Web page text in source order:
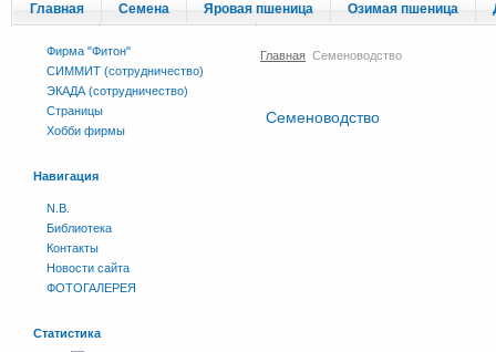
Главная Семена Яровая пшеница Озимая пшеница
Фирма "Фитон"
СИММИТ (сотрудничество)
ЭКАДА (сотрудничество)
Страницы
Хобби фирмы
Навигация
N.B.
Библиотека
Контакты
Новости сайта
ФОТОГАЛЕРЕЯ
Статистика
Главная Семеноводство
Семеноводство